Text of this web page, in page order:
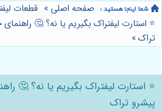
صفحه اصلی » قطعات
⭐️ استارت لیفتراک بگیریم یا نه؟ 🤔
تراک»
⭐️ استارت لیفتراک بگیریم یا نه؟ 🤔
پیشرو تراک